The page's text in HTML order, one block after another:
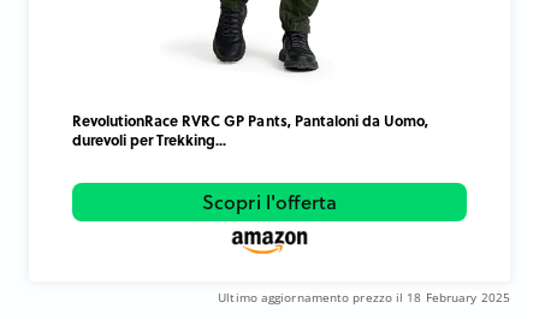
RevolutionRace RVRC GP Pants, Pantaloni da Uomo,
durevoli per Trekking...
Scopri l'offerta
Ultimo aggiornamento prezzo il 18 February 2025